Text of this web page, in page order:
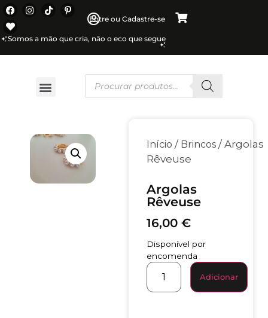
Entre ou Cadastre-se
Somos a mão que cria, não o eco que segue
Início / Brincos / Argolas
Rêveuse
Argolas
Rêveuse
16,00€
Disponível por
encomenda
Adicionar